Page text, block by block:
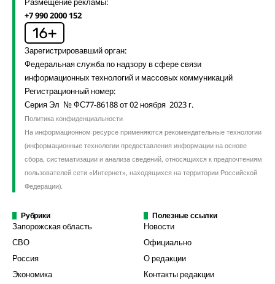
+7 990 2000 152
Зарегистрировавший орган:
Федеральная служба по надзору в сфере связи
информационных технологий и массовых коммуникаций
Регистрационный номер:
Серия Эл № ФС77-86188 от 02 ноября 2023 г.
Политика конфиденциальности
На информационном ресурсе применяются рекомендательные технологии
(информационные технологии предоставления информации на основе
сбора, систематизации и анализа сведений, относящихся к предпочтениям
пользователей сети «Интернет», находящихся на территории Российской
Федерации).
Рубрики
Запорожская область
СВО
Россия
Экономика
Полезные ссылки
Новости
Официально
О редакции
Контакты редакции